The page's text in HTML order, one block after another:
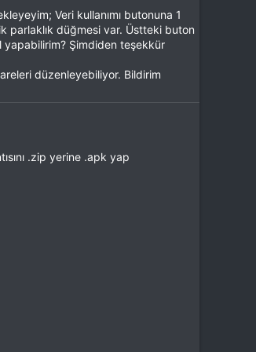
Veri kullanımı butonuna 1
parlaklık düğmesi var. Üstteki buton
yapabilirim? Şimdiden teşekkür
düzenleyebiliyor. Bildirim
.zip yerine .apk yap